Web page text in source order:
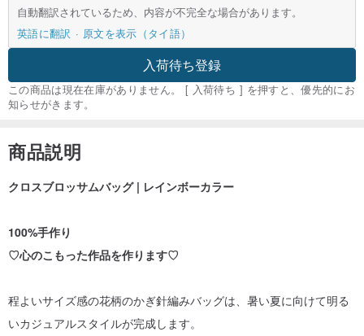
自動翻訳されているため、内容が不完全な場合があります。
英語に翻訳
原文を表示（タイ語）
入荷待ち登録
この商品は現在在庫がありません。 [ 入荷待ち ] を押すと、優先的にお
知らせがきます。
商品説明
クロスブロッサムバッグ | レインボーカラー
100%手作り
♡心のこもった作品を作ります♡
程よいサイズ感の花柄のかぎ針編みバッグは、暑い夏に向けて明る
いカジュアルスタイルが完成します。